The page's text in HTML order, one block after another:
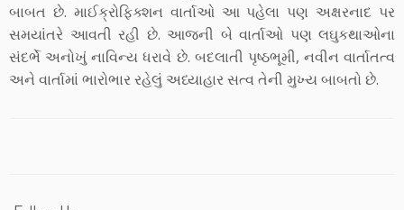
બાબત છે. માઈક્રોફિક્શન વાર્તાઓ આ પહેલા પણ અક્ષરનાદ પર
સમયાંતરે આવતી રહી છે. આજની બે વાર્તાઓ પણ લઘુકથાઓના
સંદર્ભે અનોખું નાવિન્ય ધરાવે છે. બદલાતી પૃષ્ઠભૂમી, નવીન વાર્તાતત્વ
અને વાર્તામાં ભારોભાર રહેલું અધ્યાહાર સત્વ તેની મુખ્ય બાબતો છે.